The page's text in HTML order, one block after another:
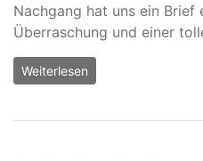
Nachgang hat uns ein
Überraschung und einer
Weiterlesen